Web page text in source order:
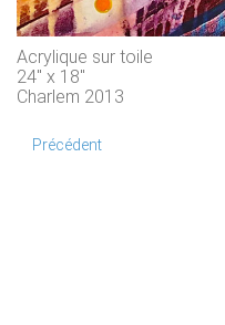
Acrylique sur toile
24" x 18"
Charlem 2013
Précédent